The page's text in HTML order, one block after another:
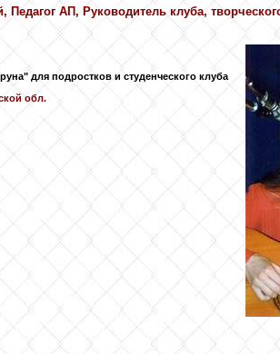
АП, Руководитель клуба,
для подростков и студенческого клуба
обл.